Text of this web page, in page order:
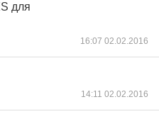
для
16:07 02.02.2016
14:11 02.02.2016